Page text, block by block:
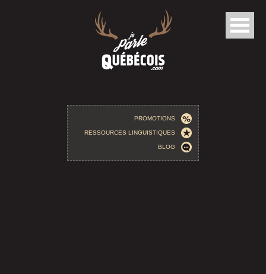
PROMOTIONS
RESSOURCES LINGUISTIQUES
BLOG